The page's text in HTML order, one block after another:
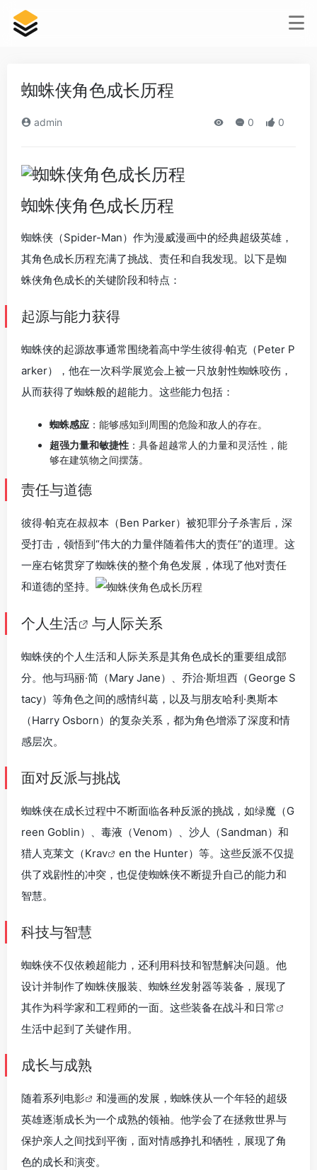
蜘蛛侠角色成长历程
admin 0 0
蜘蛛侠角色成长历程
蜘蛛侠（Spider-Man）作为漫威漫画中的经典超级英雄，
其角色成长历程充满了挑战、责任和自我发现。以下是蜘
蛛侠角色成长的关键阶段和特点：
起源与能力获得
蜘蛛侠的起源故事通常围绕着高中学生彼得·帕克（Peter P
arker），他在一次科学展览会上被一只放射性蜘蛛咬伤，
从而获得了蜘蛛般的超能力。这些能力包括：
蜘蛛感应 ：能够感知到周围的危险和敌人的存在。
超强力量和敏捷性 ：具备超越常人的力量和灵活性，能
够在建筑物之间摆荡。
责任与道德
彼得·帕克在叔叔本（Ben Parker）被犯罪分子杀害后，深
受打击，领悟到“伟大的力量伴随着伟大的责任”的道理。这
一座右铭贯穿了蜘蛛侠的整个角色发展，体现了他对责任
和道德的坚持。
个人生活 与人际关系
蜘蛛侠的个人生活和人际关系是其角色成长的重要组成部
分。他与玛丽·简（Mary Jane）、乔治·斯坦西（George S
tacy）等角色之间的感情纠葛，以及与朋友哈利·奥斯本
（Harry Osborn）的复杂关系，都为角色增添了深度和情
感层次。
面对反派与挑战
蜘蛛侠在成长过程中不断面临各种反派的挑战，如绿魔（G
reen Goblin）、毒液（Venom）、沙人（Sandman）和
猎人克莱文（Krav
en the Hunter）等。这些反派不仅提
供了戏剧性的冲突，也促使蜘蛛侠不断提升自己的能力和
智慧。
科技与智慧
蜘蛛侠不仅依赖超能力，还利用科技和智慧解决问题。他
设计并制作了蜘蛛侠服装、蜘蛛丝发射器等装备，展现了
其作为科学家和工程师的一面。这些装备在战斗和日常
生活中起到了关键作用。
成长与成熟
随着系列 电影
和漫画的发展，蜘蛛侠从一个年轻的超级
英雄逐渐成长为一个成熟的领袖。他学会了在拯救世界与
保护亲人之间找到平衡，面对情感挣扎和牺牲，展现了角
色的成长和演变。